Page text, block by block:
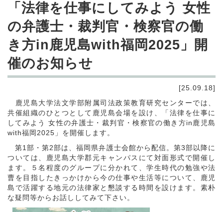
「法律を仕事にしてみよう 女性
の弁護士・裁判官・検察官の働
き方in鹿児島with福岡2025」開
催のお知らせ
[25.09.18]
鹿児島大学法文学部附属司法政策教育研究センターでは、
共催組織のひとつとして鹿児島会場を設け、「法律を仕事に
してみよう 女性の弁護士・裁判官・検察官の働き方in鹿児島
with福岡2025」を開催します。
第1部・第2部は、福岡県弁護士会館から配信。第3部以降に
ついては、鹿児島大学郡元キャンパスにて対面形式で開催し
ます。５名程度のグループに分かれて、学生時代の勉強や法
曹を目指したきっかけから今の仕事や生活等について、鹿児
島で活躍する地元の法律家と懇談する時間を設けます。素朴
な疑問等からお話ししてみて下さい。